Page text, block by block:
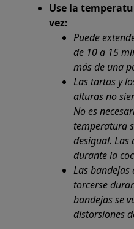
Use la
vez:
Puede
de 10 a 15
más de una
Las tartas y
alturas no
No es
temperatura
desigual. Las
durante la
Las bandejas
torcerse
bandejas se
distorsiones